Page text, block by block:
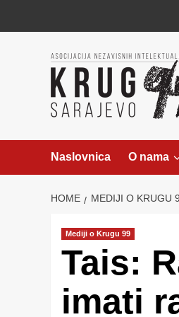
Naslovnica O nama
HOME MEDIJI O KRUGU
Mediji o Krugu 99
Tais:
imati